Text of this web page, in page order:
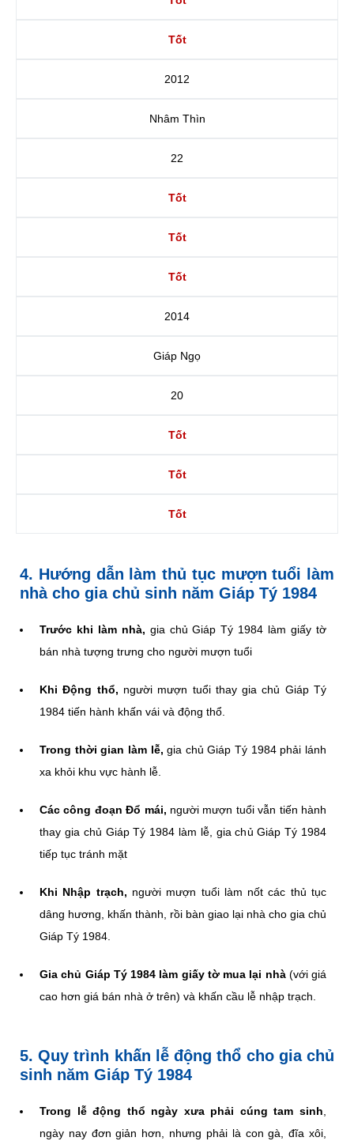
Tốt
2012
Nhâm Thìn
22
Tốt
Tốt
Tốt
2014
Giáp Ngọ
20
Tốt
Tốt
Tốt
4. Hướng dẫn làm thủ tục mượn tuổi làm
nhà cho gia chủ sinh năm Giáp Tý 1984
Trước khi làm nhà, gia chủ Giáp Tý 1984 làm giấy tờ
bán nhà tượng trưng cho người mượn tuổi
Khi Động thổ, người mượn tuổi thay gia chủ Giáp Tý
1984 tiến hành khấn vái và động thổ.
Trong thời gian làm lễ, gia chủ Giáp Tý 1984 phải lánh
xa khỏi khu vực hành lễ.
Các công đoạn Đổ mái, người mượn tuổi vẫn tiến hành
thay gia chủ Giáp Tý 1984 làm lễ, gia chủ Giáp Tý 1984
tiếp tục tránh mặt
Khi Nhập trạch, người mượn tuổi làm nốt các thủ tục
dâng hương, khấn thành, rồi bàn giao lại nhà cho gia chủ
Giáp Tý 1984.
Gia chủ Giáp Tý 1984 làm giấy tờ mua lại nhà(với giá
cao hơn giá bán nhà ở trên) và khấn cầu lễ nhập trạch.
5. Quy trình khấn lễ động thổ cho gia chủ
sinh năm Giáp Tý 1984
Trong lễ động thổ ngày xưa phải cúng tam sinh
ngày nay đơn giản hơn, nhưng phải là con gà, đĩa xôi,